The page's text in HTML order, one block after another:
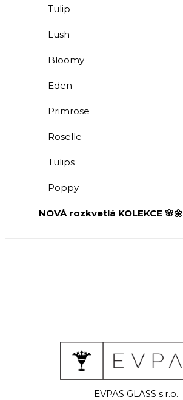
Tulip
Lush
Bloomy
Eden
Primrose
Roselle
Tulips
Poppy
NOVÁ rozkvetlá KOLEKCE 🌸🌼
EVPAS GLASS s.r.o.